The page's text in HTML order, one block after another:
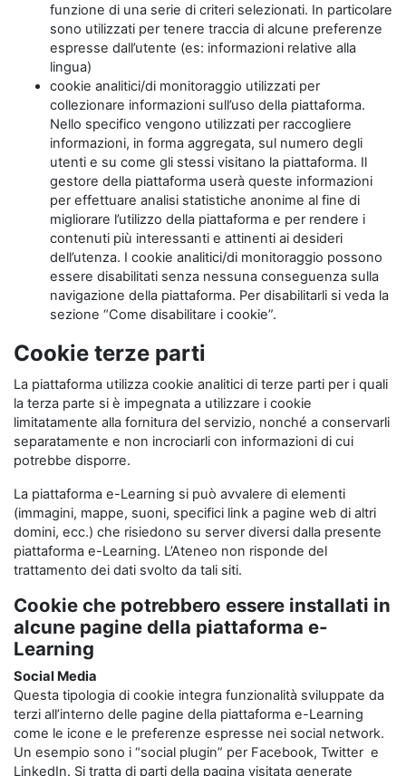
funzione di una serie di criteri selezionati. In particolare
sono utilizzati per tenere traccia di alcune preferenze
espresse dall’utente (es: informazioni relative alla
lingua)
cookie analitici/di monitoraggio utilizzati per
collezionare informazioni sull’uso della piattaforma.
Nello specifico vengono utilizzati per raccogliere
informazioni, in forma aggregata, sul numero degli
utenti e su come gli stessi visitano la piattaforma. Il
gestore della piattaforma userà queste informazioni
per effettuare analisi statistiche anonime al fine di
migliorare l’utilizzo della piattaforma e per rendere i
contenuti più interessanti e attinenti ai desideri
dell’utenza. I cookie analitici/di monitoraggio possono
essere disabilitati senza nessuna conseguenza sulla
navigazione della piattaforma. Per disabilitarli si veda la
sezione “Come disabilitare i cookie”.
Cookie terze parti
La piattaforma utilizza cookie analitici di terze parti per i quali
la terza parte si è impegnata a utilizzare i cookie
limitatamente alla fornitura del servizio, nonché a conservarli
separatamente e non incrociarli con informazioni di cui
potrebbe disporre.
La piattaforma e-Learning si può avvalere di elementi
(immagini, mappe, suoni, specifici link a pagine web di altri
domini, ecc.) che risiedono su server diversi dalla presente
piattaforma e-Learning. L’Ateneo non risponde del
trattamento dei dati svolto da tali siti.
Cookie che potrebbero essere installati in
alcune pagine della piattaforma e-
Learning
Social Media
Questa tipologia di cookie integra funzionalità sviluppate da
terzi all’interno delle pagine della piattaforma e-Learning
come le icone e le preferenze espresse nei social network.
Un esempio sono i “social plugin” per Facebook, Twitter e
LinkedIn. Si tratta di parti della pagina visitata generate